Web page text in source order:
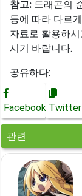
참고: 드래곤의
등에 따라 다르
자료로 활용하
시기 바랍니다.
공유하다:
Facebook Twitter
관련